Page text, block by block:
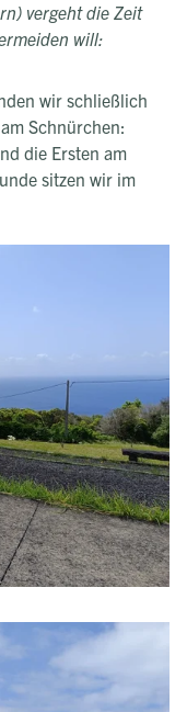
vergeht die Zeit
will:
wir schließlich
Schnürchen:
die Ersten am
sitzen wir im